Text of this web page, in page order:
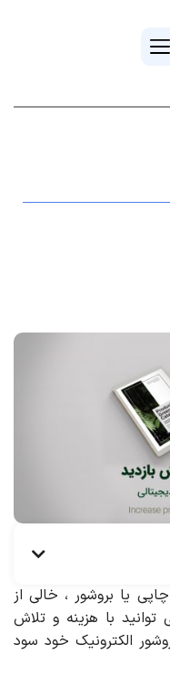
یا بروشور ، خالی از
با هزینه و تلاش
الکترونیک خود سود